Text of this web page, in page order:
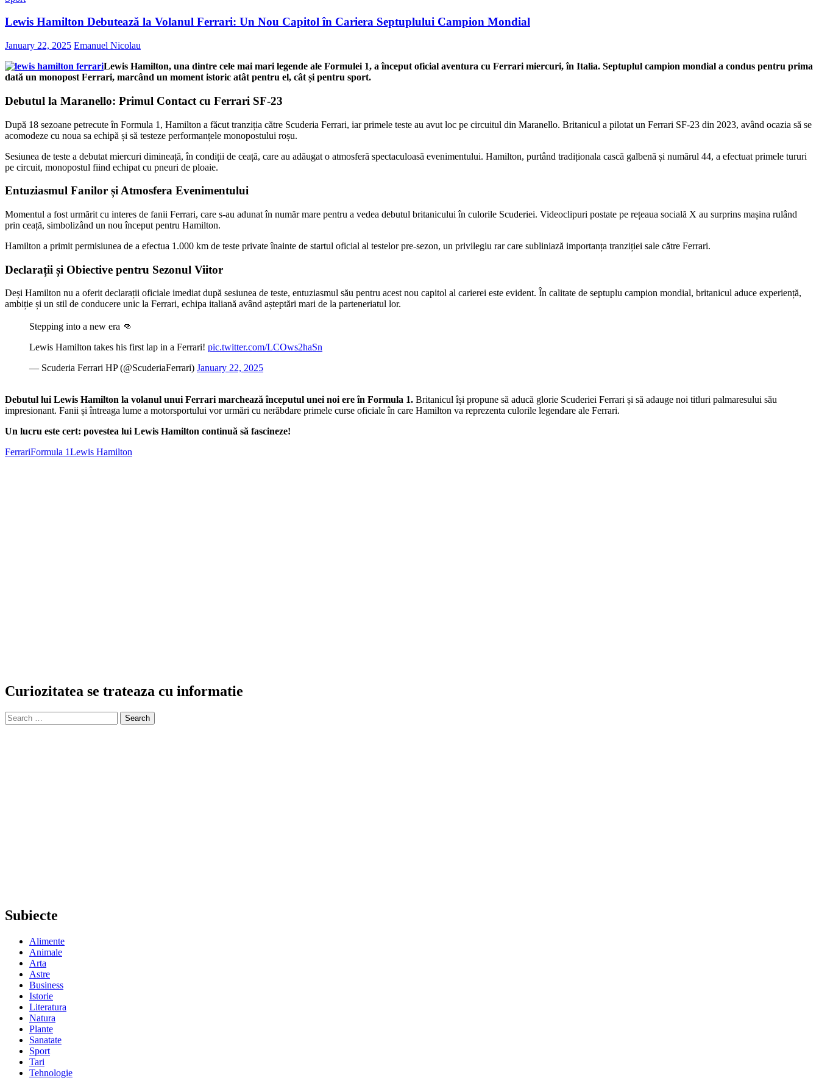
Lewis Hamilton Debutează la Volanul Ferrari: Un Nou Capitol în Cariera Septuplului Campion Mondial
January 22, 2025 Emanuel Nicolau
Lewis Hamilton, una dintre cele mai mari legende ale Formulei 1, a început oficial aventura cu Ferrari miercuri, în Italia. Septuplul campion mondial a condus pentru prima
dată un monopost Ferrari, marcând un moment istoric atât pentru el, cât și pentru sport.
Debutul la Maranello: Primul Contact cu Ferrari SF-23
După 18 sezoane petrecute în Formula 1, Hamilton a făcut tranziția către Scuderia Ferrari, iar primele teste au avut loc pe circuitul din Maranello. Britanicul a pilotat un Ferrari SF-23 din 2023, având ocazia să se
acomodeze cu noua sa echipă și să testeze performanțele monopostului roșu.
Sesiunea de teste a debutat miercuri dimineață, în condiții de ceață, care au adăugat o atmosferă spectaculoasă evenimentului. Hamilton, purtând tradiționala cască galbenă și numărul 44, a efectuat primele tururi
pe circuit, monopostul fiind echipat cu pneuri de ploaie.
Entuziasmul Fanilor și Atmosfera Evenimentului
Momentul a fost urmărit cu interes de fanii Ferrari, care s-au adunat în număr mare pentru a vedea debutul britanicului în culorile Scuderiei. Videoclipuri postate pe rețeaua socială X au surprins mașina rulând
prin ceață, simbolizând un nou început pentru Hamilton.
Hamilton a primit permisiunea de a efectua 1.000 km de teste private înainte de startul oficial al testelor pre-sezon, un privilegiu rar care subliniază importanța tranziției sale către Ferrari.
Declarații și Obiective pentru Sezonul Viitor
Deși Hamilton nu a oferit declarații oficiale imediat după sesiunea de teste, entuziasmul său pentru acest nou capitol al carierei este evident. În calitate de septuplu campion mondial, britanicul aduce experiență,
ambiție și un stil de conducere unic la Ferrari, echipa italiană având așteptări mari de la parteneriatul lor.
Stepping into a new era 👊
Lewis Hamilton takes his first lap in a Ferrari! pic.twitter.com/LCOws2haSn
— Scuderia Ferrari HP (@ScuderiaFerrari) January 22, 2025
Debutul lui Lewis Hamilton la volanul unui Ferrari marchează începutul unei noi ere în Formula 1. Britanicul își propune să aducă glorie Scuderiei Ferrari și să adauge noi titluri palmaresului său
impresionant. Fanii și întreaga lume a motorsportului vor urmări cu nerăbdare primele curse oficiale în care Hamilton va reprezenta culorile legendare ale Ferrari.
Un lucru este cert: povestea lui Lewis Hamilton continuă să fascineze!
FerrariFormula 1Lewis Hamilton
Curiozitatea se trateaza cu informatie
Search
for:
Subiecte
Alimente
Animale
Arta
Astre
Business
Istorie
Literatura
Natura
Plante
Sanatate
Sport
Tari
Tehnologie